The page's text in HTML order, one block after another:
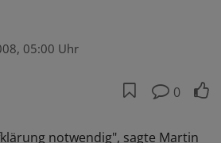
05:00 Uhr
0
notwendig", sagte Martin